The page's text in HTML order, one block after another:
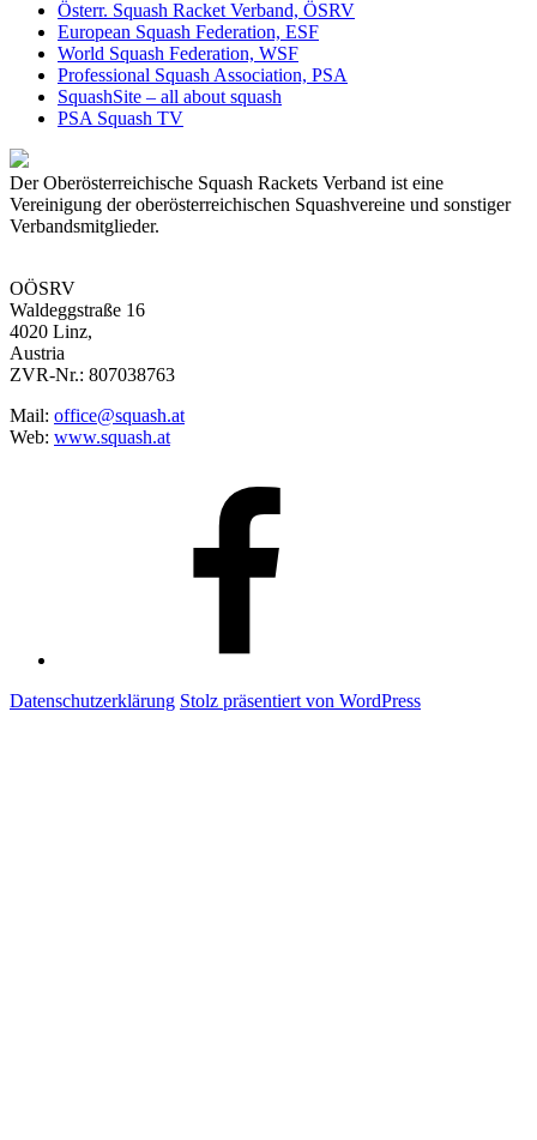
Österr. Squash Racket Verband, ÖSRV
European Squash Federation, ESF
World Squash Federation, WSF
Professional Squash Association, PSA
SquashSite – all about squash
PSA Squash TV
Der Oberösterreichische Squash Rackets Verband ist eine
Vereinigung der oberösterreichischen Squashvereine und sonstiger
Verbandsmitglieder.
OÖSRV
Waldeggstraße 16
4020 Linz,
Austria
ZVR-Nr.: 807038763
Mail: office@squash.at
Web: www.squash.at
Datenschutzerklärung Stolz präsentiert von WordPress